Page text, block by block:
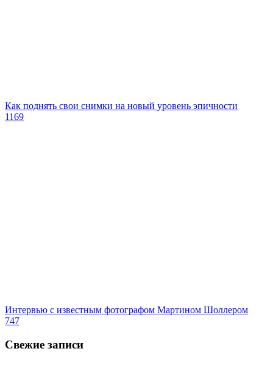
Как поднять свои снимки на новый уровень эпичности
1169
Интервью с известным фотографом Мартином Шоллером
747
Свежие записи